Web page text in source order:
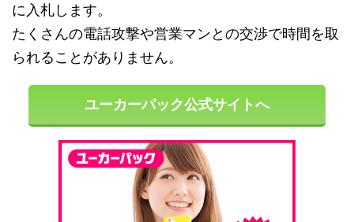
に入札します。
たくさんの電話攻撃や営業マンとの交渉で時間を取
られることがありません。
ユーカーパック公式サイトへ